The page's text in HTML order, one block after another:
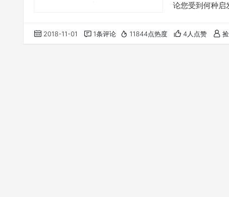
论您受到何种启
你的系统版本
2018-11-01 1条评论 11844点热度 4人点赞